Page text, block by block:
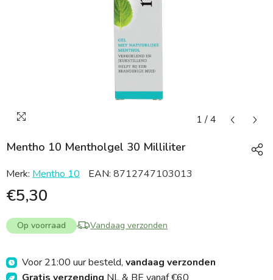
1 /4
Mentho 10 Mentholgel 30 Milliliter
Merk: Mentho 10 EAN: 8712747103013
€5,30
Op voorraad Vandaag verzonden
Voor 21:00 uur besteld, vandaag verzonden
Gratis verzending NL & BE vanaf €60